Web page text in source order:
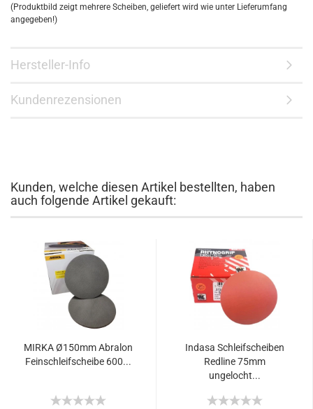
(Produktbild zeigt mehrere Scheiben, geliefert wird wie unter Lieferumfang
angegeben!)
Hersteller-Info
Kundenrezensionen
Kunden, welche diesen Artikel bestellten, haben
auch folgende Artikel gekauft:
MIRKA Ø150mm Abralon
Feinschleifscheibe 600...
Indasa Schleifscheiben
Redline 75mm
ungelocht...